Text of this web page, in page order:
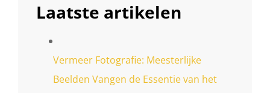
Laatste artikelen
Vermeer Fotografie: Meesterlijke
Beelden Vangen de Essentie van het